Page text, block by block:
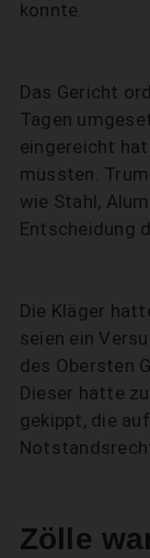
konnte.
Das Gericht
Tagen
eingereicht
müssten.
wie Stahl,
Entscheidung
Die Kläger
seien ein
des Obersten
Dieser hatte
gekippt, die
Zölle